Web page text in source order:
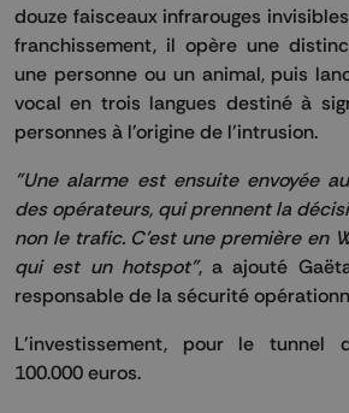
douze faisceaux infrarouges
franchissement, il opère une
une personne ou un animal, puis
vocal en trois langues destiné à
personnes à l'origine de l'intrusion.
"Une alarme est ensuite envoyée
des opérateurs, qui prennent la
non le trafic. C'est une première en
qui est un hotspot", a ajouté
responsable de la sécurité
L'investissement, pour le tunnel
100.000 euros.